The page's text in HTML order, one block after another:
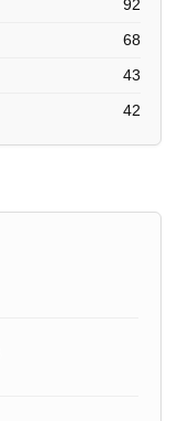
92
68
43
42